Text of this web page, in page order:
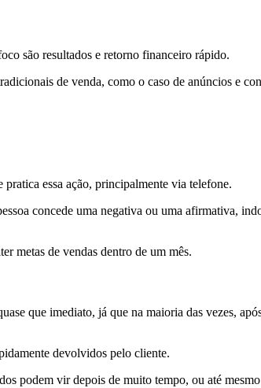
são resultados e retorno financeiro rápido.
de venda, como o caso de anúncios e
essa ação, principalmente via telefone.
concede uma negativa ou uma afirmativa,
metas de vendas dentro de um mês.
que imediato, já que na maioria das vezes,
devolvidos pelo cliente.
podem vir depois de muito tempo, ou até